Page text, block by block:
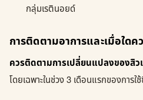
กลุ่มเรตินอยด์
การติดตามอาการและเมื่อใด
ควรติดตามการเปลี่ยนแปลงของสิว
โดยเฉพาะในช่วง 3 เดือนแรกของการใ